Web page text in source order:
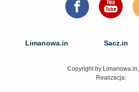
Limanowa.in Sacz.in
Copyright by
Realizacja: